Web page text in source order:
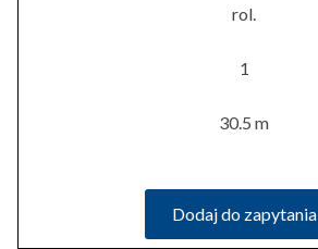
rol.
1
30.5 m
Dodaj do zapytania